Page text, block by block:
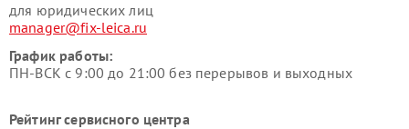
для юридических лиц
manager@fix-leica.ru
График работы:
ПН-ВСК с 9:00 до 21:00 без перерывов и выходных
Рейтинг сервисного центра